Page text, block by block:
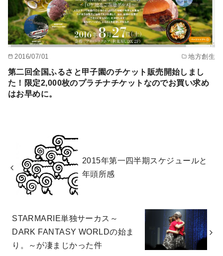
2016/07/01 地方創生
第二回全国ふるさと甲子園のチケット販売開始しまし
た！限定2,000枚のプラチナチケットなのでお買い求め
はお早めに。
2015年第一四半期スケジュールと
年頭所感
STARMARIE単独サーカス～
DARK FANTASY WORLDの始ま
り。～が凄まじかった件